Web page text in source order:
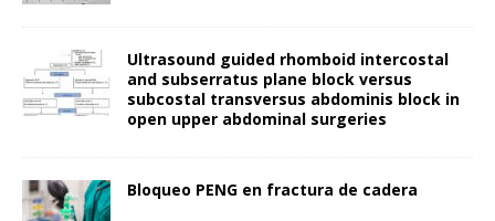
Ultrasound guided rhomboid intercostal
and subserratus plane block versus
subcostal transversus abdominis block in
open upper abdominal surgeries
Bloqueo PENG en fractura de cadera